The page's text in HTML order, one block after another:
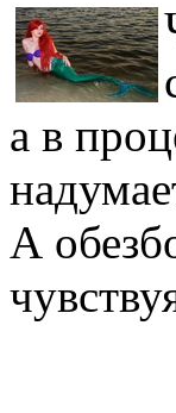
а в
А